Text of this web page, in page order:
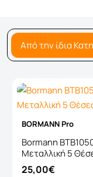
Από την ίδια
BORMANN Pro
Bormann
Μεταλλική 5
25,00€